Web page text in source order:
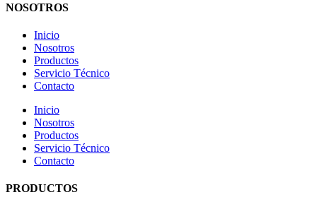
NOSOTROS
Inicio
Nosotros
Productos
Servicio Técnico
Contacto
Inicio
Nosotros
Productos
Servicio Técnico
Contacto
PRODUCTOS